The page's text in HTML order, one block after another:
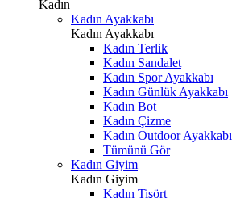
Kadın
Kadın Ayakkabı
Kadın Ayakkabı
Kadın Terlik
Kadın Sandalet
Kadın Spor Ayakkabı
Kadın Günlük Ayakkabı
Kadın Bot
Kadın Çizme
Kadın Outdoor Ayakkabı
Tümünü Gör
Kadın Giyim
Kadın Giyim
Kadın Tişört